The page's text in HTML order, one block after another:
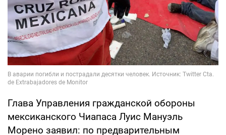
Глава Управления гражданской обороны
мексиканского Чиапаса Луис Мануэль
Морено заявил: по предварительным